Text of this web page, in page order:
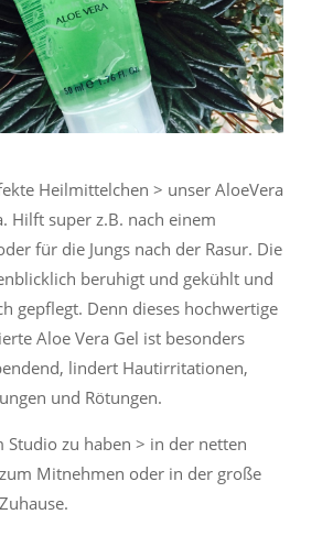
Heilmittelchen > unser AloeVera
Hilft super z.B. nach einem
für die Jungs nach der Rasur. Die
beruhigt und gekühlt und
gepflegt. Denn dieses hochwertige
Aloe Vera Gel ist besonders
lindert Hautirritationen,
und Rötungen.
Studio zu haben > in der netten
Mitnehmen oder in der große